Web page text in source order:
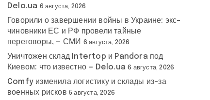
Delo.ua 6 августа, 2026
Говорили о завершении войны в Украине: экс-
чиновники ЕС и РФ провели тайные
переговоры, — СМИ
6 августа, 2026
Уничтожен склад Intertop и Pandora под
Киевом: что известно — Delo.ua 6 августа, 2026
Comfy изменила логистику и склады из-за
военных рисков 5 августа, 2026